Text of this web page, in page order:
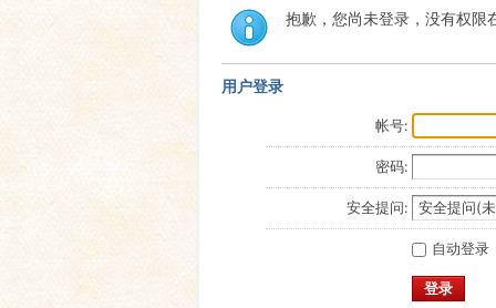
抱歉，您尚未登录，没有权限
用户登录
帐号:
密码:
安全提问:
自动登录
登录